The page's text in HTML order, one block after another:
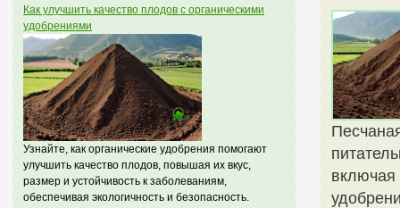
Как улучшить качество плодов с органическими
удобрениями
Узнайте, как органические удобрения помогают
улучшить качество плодов, повышая их вкус,
размер и устойчивость к заболеваниям,
обеспечивая экологичность и безопасность.
включая